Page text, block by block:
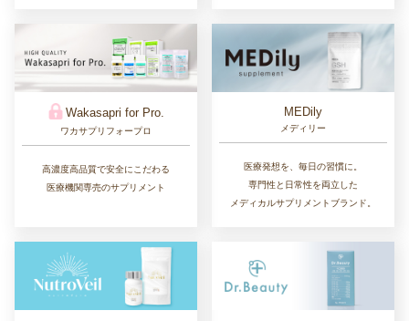
Wakasapri for Pro.
ワカサプリフォープロ
高濃度高品質で安全にこだわる
医療機関専売のサプリメント
MEDily
メディリー
医療発想を、毎日の習慣に。
専門性と日常性を両立した
メディカルサプリメントブランド。